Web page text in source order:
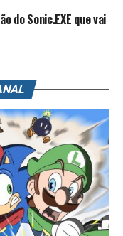
do Sonic.EXE que vai